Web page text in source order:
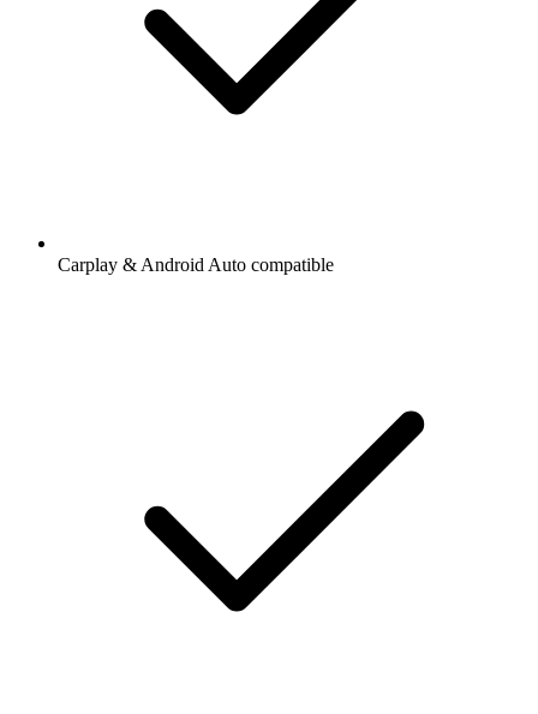
Carplay & Android Auto compatible